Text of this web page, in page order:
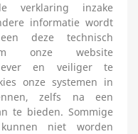
verklaring inzake
informatie wordt
deze technisch
onze website
en veiliger te
onze systemen in
zelfs na een
te bieden. Sommige
niet worden